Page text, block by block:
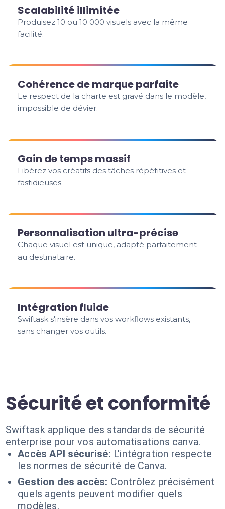
Scalabilité illimitée
Produisez 10 ou 10 000 visuels avec la même
facilité.
Cohérence de marque parfaite
Le respect de la charte est gravé dans le modèle,
impossible de dévier.
Gain de temps massif
Libérez vos créatifs des tâches répétitives et
fastidieuses.
Personnalisation ultra-précise
Chaque visuel est unique, adapté parfaitement
au destinataire.
Intégration fluide
Swiftask s'insère dans vos workflows existants,
sans changer vos outils.
Sécurité et conformité
Swiftask applique des standards de sécurité
enterprise pour vos automatisations canva.
Accès API sécurisé: L'intégration respecte
les normes de sécurité de Canva.
Gestion des accès: Contrôlez précisément
quels agents peuvent modifier quels
modèles.